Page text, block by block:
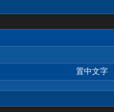
置中文字